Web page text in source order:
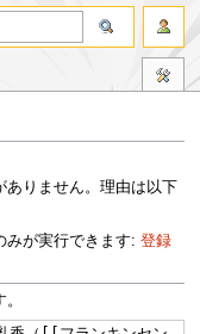
りません。理由は以下
みが実行できます: 登録